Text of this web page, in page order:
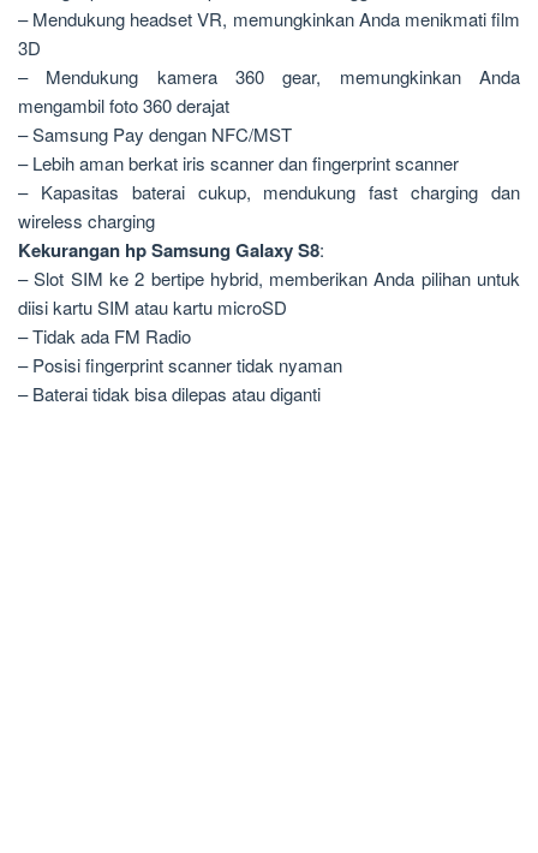
– Mendukung headset VR, memungkinkan Anda menikmati film
3D
– Mendukung kamera 360 gear, memungkinkan Anda
mengambil foto 360 derajat
– Samsung Pay dengan NFC/MST
– Lebih aman berkat iris scanner dan fingerprint scanner
– Kapasitas baterai cukup, mendukung fast charging dan
wireless charging
Kekurangan hp Samsung Galaxy S8:
– Slot SIM ke 2 bertipe hybrid, memberikan Anda pilihan untuk
diisi kartu SIM atau kartu microSD
– Tidak ada FM Radio
– Posisi fingerprint scanner tidak nyaman
– Baterai tidak bisa dilepas atau diganti